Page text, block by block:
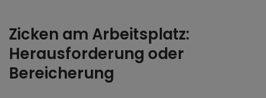
Zicken am Arbeitsplatz:
Herausforderung oder
Bereicherung